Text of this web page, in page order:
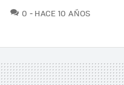
0 COMENTARIOS
HACE 10 AÑOS